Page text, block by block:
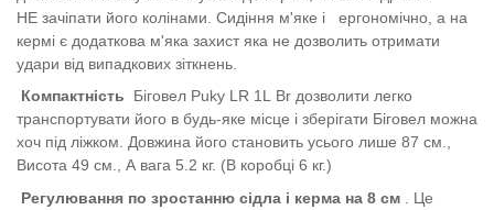
НЕ зачіпати його колінами. Сидіння м'яке і
ергономічно, а на
кермі є додаткова м'яка захист яка не дозволить отримати
удари від випадкових зіткнень.
Компактність
Біговел Puky LR 1L Br дозволити легко
транспортувати його в будь-яке місце і зберігати Біговел можна
хоч під ліжком. Довжина його становить усього лише 87 см.,
Висота 49 см., А вага 5.2 кг. (В коробці 6 кг.)
Регулювання по зростанню сідла і керма на 8 см
. Це